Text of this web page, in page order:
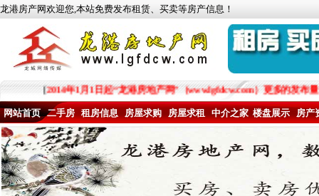
龙港房产网欢迎您,本站免费发布租赁、买卖等房产信息！
2014年1月1日起“龙港房地产网”（www.lgfdcw.com）更多的发布
网站首页 二手房 租房信息 房屋求购 房屋求租 中介之家 楼盘展示 房产